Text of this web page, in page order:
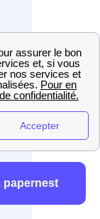
papernest